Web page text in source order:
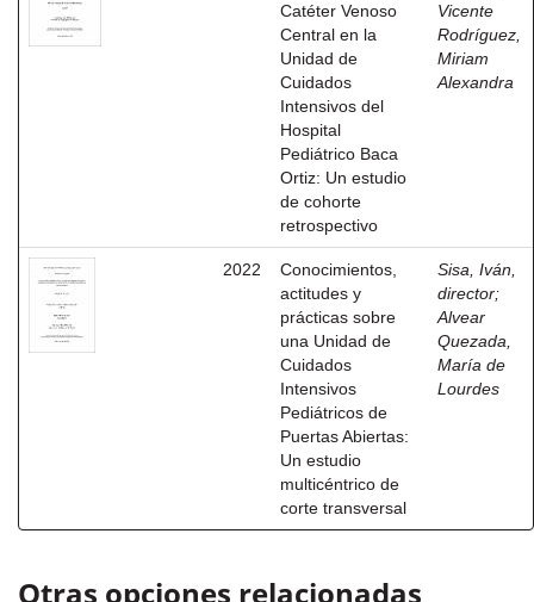
Catéter Venoso
Central en la
Unidad de
Cuidados
Intensivos del
Hospital
Pediátrico Baca
Ortiz: Un estudio
de cohorte
retrospectivo
Vicente
Rodríguez,
Miriam
Alexandra
2022
Conocimientos,
actitudes y
prácticas sobre
una Unidad de
Cuidados
Intensivos
Pediátricos de
Puertas Abiertas:
Un estudio
multicéntrico de
corte transversal
Sisa, Iván,
director;
Alvear
Quezada,
María de
Lourdes
Otras opciones relacionadas